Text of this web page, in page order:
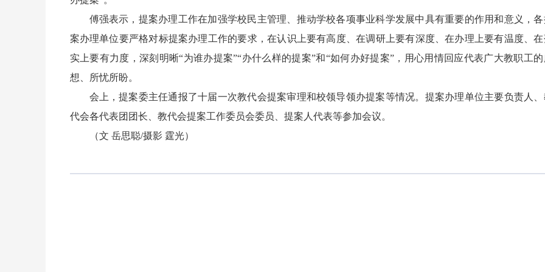
傅强表示，提案办理工作在加强学校民主管理、推动学校各项事业科学发展中具有重要的作用和意义，各
案办理单位要严格对标提案办理工作的要求，在认识上要有高度、在调研上要有深度、在办理上要有温度、在
实上要有力度，深刻明晰“为谁办提案”“办什么样的提案”和“如何办好提案”，用心用情回应代表广大教职工
想、所忧所盼。
会上，提案委主任通报了十届一次教代会提案审理和校领导领办提案等情况。提案办理单位主要负责人、
代会各代表团团长、教代会提案工作委员会委员、提案人代表等参加会议。
（文 岳思聪/摄影 霆光）